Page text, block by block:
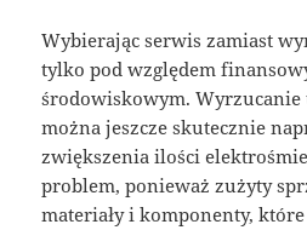
Wybierając serwis zamiast
tylko pod względem
środowiskowym.
można jeszcze skutecznie
zwiększenia ilości
problem, ponieważ zużyty
materiały i komponenty,